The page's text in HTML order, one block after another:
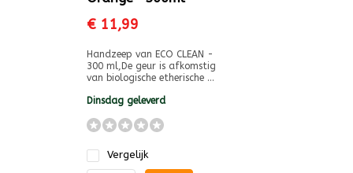
€ 11,99
Handzeep van ECO CLEAN -
300 ml,De geur is afkomstig
van biologische etherische ...
Dinsdag geleverd
Vergelijk